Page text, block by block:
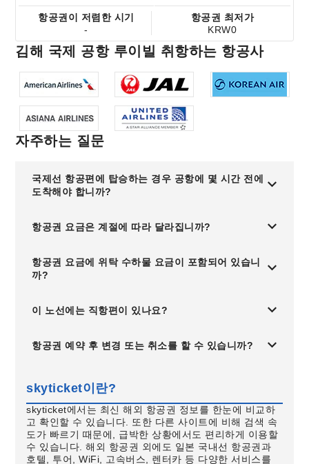
항공권이 저렴한 시기
-
항공권 최저가
KRW0
김해 국제 공항 루이빌 취항하는 항공사
자주하는 질문
국제선 항공편에 탑승하는 경우 공항에 몇 시간 전에
도착해야 합니까?
항공권 요금은 계절에 따라 달라집니까?
항공권 요금에 위탁 수하물 요금이 포함되어 있습니
까?
이 노선에는 직항편이 있나요?
항공권 예약 후 변경 또는 취소를 할 수 있습니까?
skyticket이란?
skyticket에서는 최신 해외 항공권 정보를 한눈에 비교하
고 확인할 수 있습니다. 또한 다른 사이트에 비해 검색 속
도가 빠르기 때문에, 급박한 상황에서도 편리하게 이용할
수 있습니다. 해외 항공권 외에도 일본 국내선 항공권과
호텔, 투어, WiFi, 고속버스, 렌터카 등 다양한 서비스를